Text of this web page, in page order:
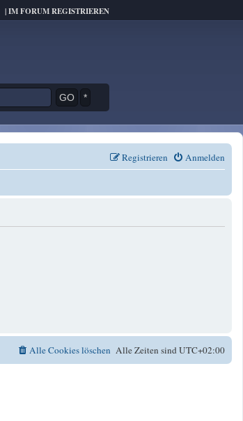
|IM FORUM REGISTRIEREN
*
Anmelden
Registrieren
Alle Zeiten sindUTC+02:00
Alle Cookies löschen